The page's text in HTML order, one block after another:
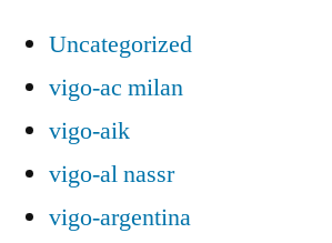
Uncategorized
vigo-ac milan
vigo-aik
vigo-al nassr
vigo-argentina